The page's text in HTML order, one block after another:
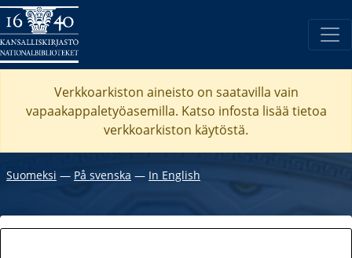
Verkkoarkiston aineisto on saatavilla vain
vapaakappaletyöasemilla. Katso infosta lisää tietoa
verkkoarkiston käytöstä.
Suomeksi ― På svenska ― In English